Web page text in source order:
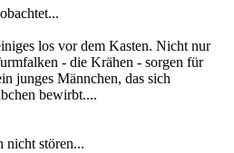
los vor dem Kasten. Nicht nur
- die Krähen - sorgen für
junges Männchen, das sich
bewirbt....
nicht stören...